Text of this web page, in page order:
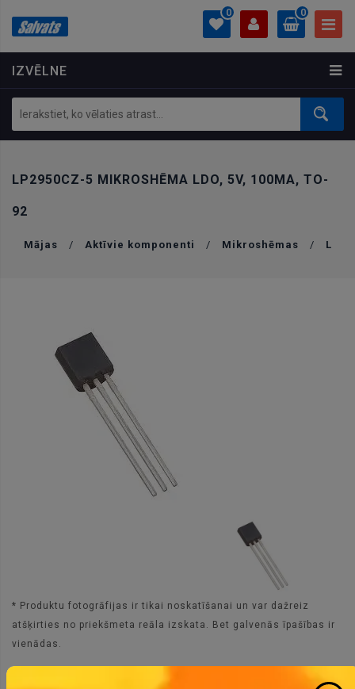
IZVĒLNE
0
PROFILS
Ielogoties
Izveidot kontu
0
0.00 €
LP2950CZ-5 MIKROSHĒMA LDO, 5V, 100MA, TO-
92
Mājas / Aktīvie komponenti / Mikroshēmas / L
* Produktu fotogrāfijas ir tikai noskatīšanai un var dažreiz
atšķirties no priekšmeta reāla izskata. Bet galvenās īpašības ir
vienādas.